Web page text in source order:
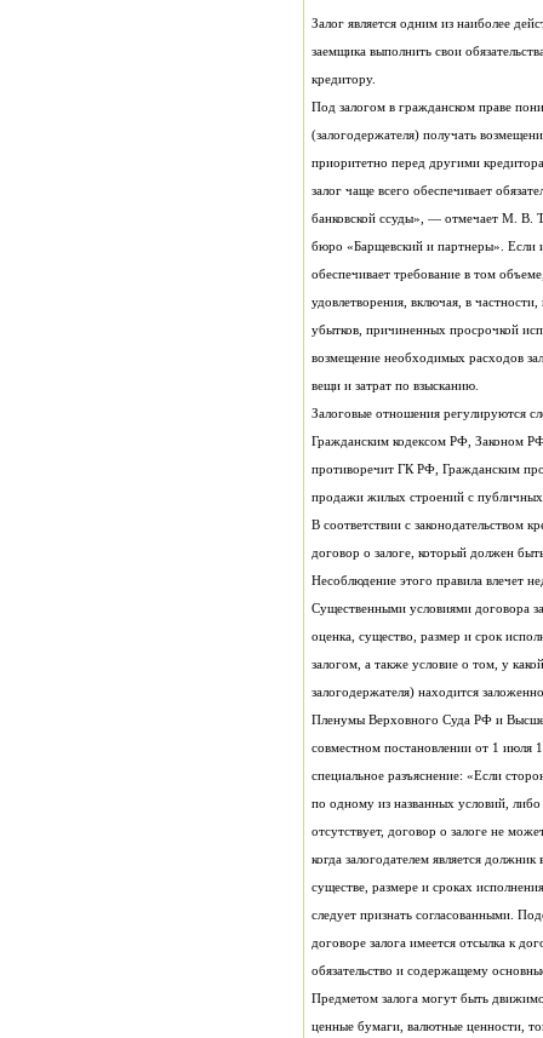
кредитору.
вещи и затрат по взысканию.
продажи жилых строений с
залогодержателя) находится
обязательство и содержащему
Предметом залога могут быть
ценные бумаги, валютные ценности,